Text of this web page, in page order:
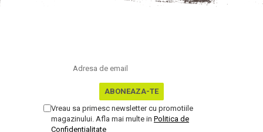
Vreau sa primesc newsletter cu promotiile
magazinului. Afla mai multe in Politica de
Confidentialitate